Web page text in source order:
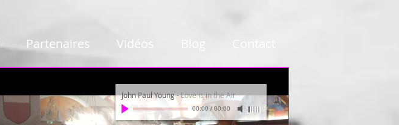
Partenaires Vidéos
John Paul Young-Love is in the Air
00:00/ 00:00